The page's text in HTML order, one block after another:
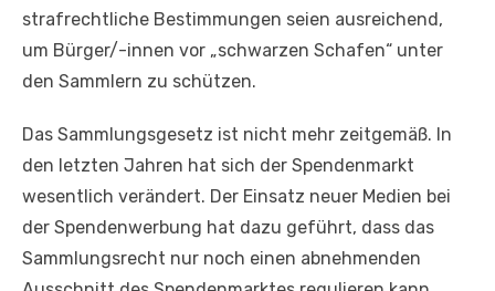
strafrechtliche Bestimmungen seien ausreichend,
um Bürger/-innen vor „schwarzen Schafen“ unter
den Sammlern zu schützen.
Das Sammlungsgesetz ist nicht mehr zeitgemäß. In
den letzten Jahren hat sich der Spendenmarkt
wesentlich verändert. Der Einsatz neuer Medien bei
der Spendenwerbung hat dazu geführt, dass das
Sammlungsrecht nur noch einen abnehmenden